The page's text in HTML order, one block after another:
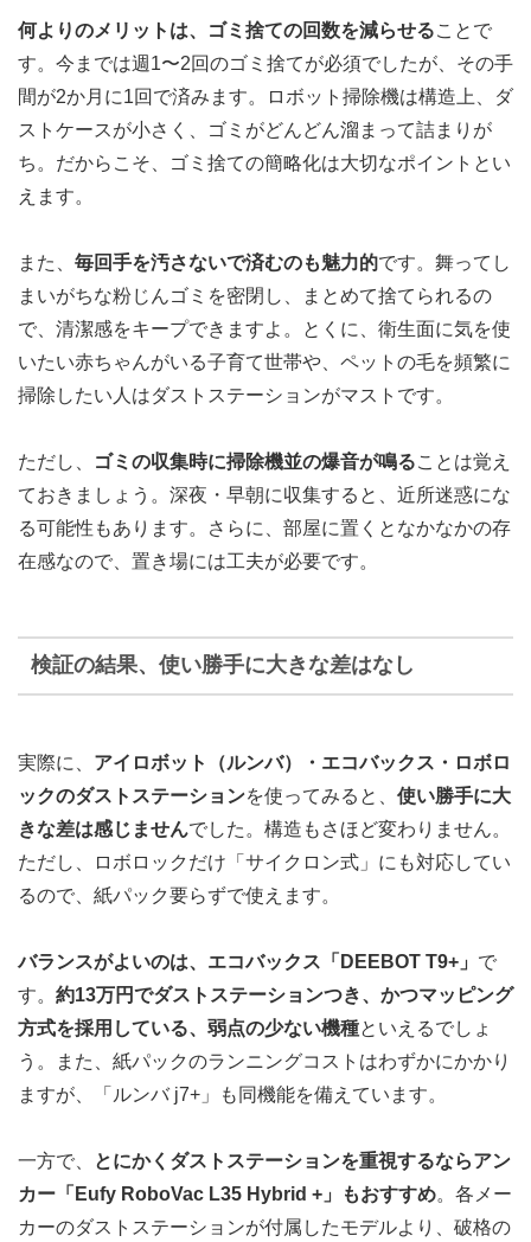
何よりのメリットは、ゴミ捨ての回数を減らせることで
す。今までは週1〜2回のゴミ捨てが必須でしたが、その手
間が2か月に1回で済みます。ロボット掃除機は構造上、ダ
ストケースが小さく、ゴミがどんどん溜まって詰まりが
ち。だからこそ、ゴミ捨ての簡略化は大切なポイントとい
えます。
また、 毎回手を汚さないで済むのも魅力的です。舞ってし
まいがちな粉じんゴミを密閉し、まとめて捨てられるの
で、清潔感をキープできますよ。とくに、衛生面に気を使
いたい赤ちゃんがいる子育て世帯や、ペットの毛を頻繁に
掃除したい人はダストステーションがマストです。
ただし、 ゴミの収集時に掃除機並の爆音が鳴ることは覚え
ておきましょう。深夜・早朝に収集すると、近所迷惑にな
る可能性もあります。さらに、部屋に置くとなかなかの存
在感なので、置き場には工夫が必要です。
検証の結果、使い勝手に大きな差はなし
実際に、 アイロボット（ルンバ）・エコバックス・ロボロ
ックのダストステーションを使ってみると、 使い勝手に大
きな差は感じませんでした。構造もさほど変わりません。
ただし、ロボロックだけ「サイクロン式」にも対応してい
るので、紙パック要らずで使えます。
バランスがよいのは、エコバックス「DEEBOT T9+」 で
す。 約13万円でダストステーションつき、かつマッピング
方式を採用している、弱点の少ない機種といえるでしょ
う。また、紙パックのランニングコストはわずかにかかり
ますが、「ルンバ j7+」も同機能を備えています。
一方で、
とにかくダストステーションを重視するならアン
カー「Eufy RoboVac L35 Hybrid +」もおすすめ。各メー
カーのダストステーションが付属したモデルより、破格の